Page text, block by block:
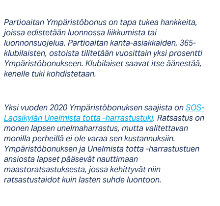
Partioaitan Ympäristöbonus on tapa tukea hankkeita,
joissa edistetään luonnossa liikkumista tai
luonnonsuojelua. Partioaitan kanta-asiakkaiden, 365-
klubilaisten, ostoista tilitetään vuosittain yksi prosentti
Ympäristöbonukseen. Klubilaiset saavat itse äänestää,
kenelle tuki kohdistetaan.
Yksi vuoden 2020 Ympäristöbonuksen saajista onSOS-
Lapsikylän Unelmista totta -harrastustuki. Ratsastus on
monen lapsen unelmaharrastus, mutta valitettavan
monilla perheillä ei ole varaa sen kustannuksiin.
Ympäristöbonuksen ja Unelmista totta -harrastustuen
ansiosta lapset pääsevät nauttimaan
maastoratsastuksesta, jossa kehittyvät niin
ratsastustaidot kuin lasten suhde luontoon.